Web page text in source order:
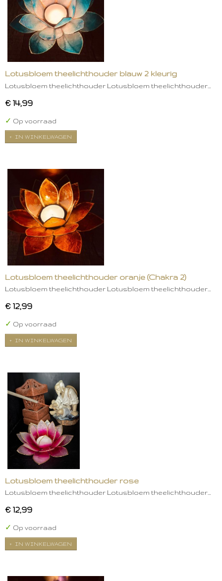
Lotusbloem theelichthouder blauw 2 kleurig
Lotusbloem theelichthouder Lotusbloem theelichthouder…
€ 14,99
✓ Op voorraad
IN WINKELWAGEN
Lotusbloem theelichthouder oranje (Chakra 2)
Lotusbloem theelichthouder Lotusbloem theelichthouder…
€ 12,99
✓ Op voorraad
IN WINKELWAGEN
Lotusbloem theelichthouder rose
Lotusbloem theelichthouder Lotusbloem theelichthouder…
€ 12,99
✓ Op voorraad
IN WINKELWAGEN